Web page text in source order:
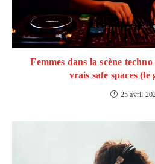
Femmes dans la scène
vrais safe spaces (le
25 avril